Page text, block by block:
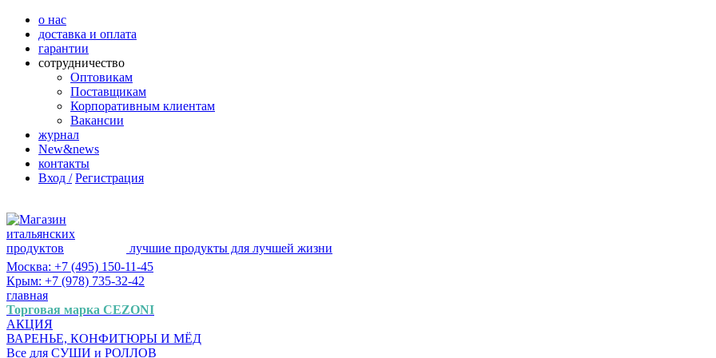
о нас
доставка и оплата
гарантии
сотрудничество
Оптовикам
Поставщикам
Корпоративным клиентам
Вакансии
журнал
New&news
контакты
Вход / Регистрация
лучшие продукты для лучшей жизни
Москва: +7 (495) 150-11-45
Крым: +7 (978) 735-32-42
главная
Торговая марка CEZONI
АКЦИЯ
ВАРЕНЬЕ, КОНФИТЮРЫ И МЁД
Все для СУШИ и РОЛЛОВ